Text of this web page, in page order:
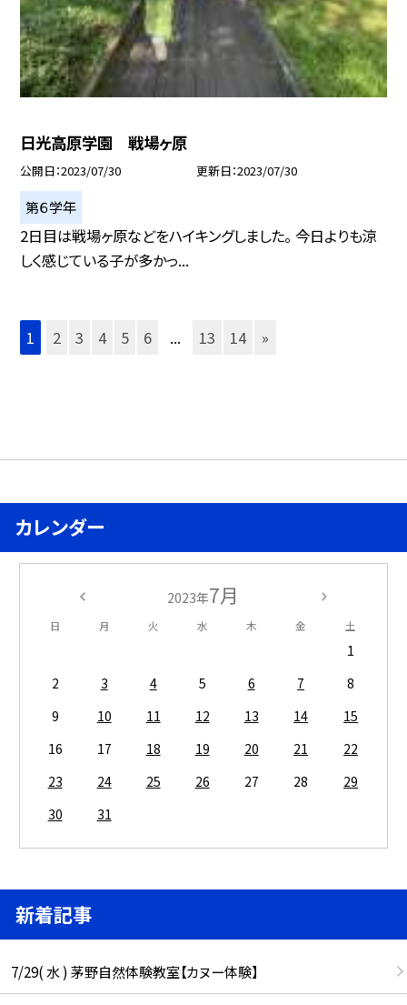
日光高原学園 戦場ヶ原
公開日 2023/07/30 更新日 2023/07/30
第６学年
2日目は戦場ヶ原などをハイキングしました。 今日よりも涼
しく感じている子が多かっ...
1 2 3 4 5 6 ... 13 14 »
カレンダー
2023年7月
日 月 火 水 木 金 土
1
2
3 4 5 6 7
8
9
10 11 12 13 14
15
16
17 18 19 20 21
22
23
24 25 26 27 28
29
30
31
新着記事
7/29( 水 ) 茅野自然体験教室【カヌー体験】